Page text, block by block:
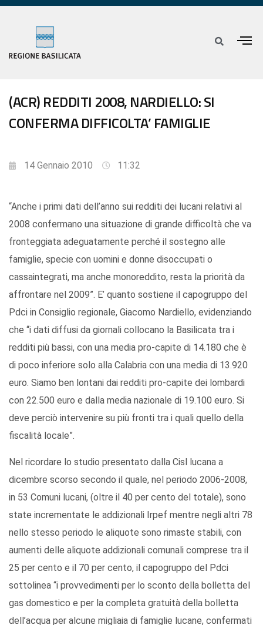
(ACR) REDDITI 2008, NARDIELLO: SI
CONFERMA DIFFICOLTA’ FAMIGLIE
14 Gennaio 2010 11:32
“Anche i primi dati dell’anno sui redditi dei lucani relativi al
2008 confermano una situazione di grande difficoltà che va
fronteggiata adeguatamente perché il sostegno alle
famiglie, specie con uomini e donne disoccupati o
cassaintegrati, ma anche monoreddito, resta la priorità da
affrontare nel 2009”. E’ quanto sostiene il capogruppo del
Pdci in Consiglio regionale, Giacomo Nardiello, evidenziando
che “i dati diffusi da giornali collocano la Basilicata tra i
redditi più bassi, con una media pro-capite di 14.180 che è
di poco inferiore solo alla Calabria con una media di 13.920
euro. Siamo ben lontani dai redditi pro-capite dei lombardi
con 22.500 euro e dalla media nazionale di 19.100 euro. Si
deve perciò intervenire su più fronti tra i quali quello della
fiscalità locale”.
Nel ricordare lo studio presentato dalla Cisl lucana a
dicembre scorso secondo il quale, nel periodo 2006-2008,
in 53 Comuni lucani, (oltre il 40 per cento del totale), sono
state incrementate le addizionali Irpef mentre negli altri 78
nello stesso periodo le aliquote sono rimaste stabili, con
aumenti delle aliquote addizionali comunali comprese tra il
25 per cento e il 70 per cento, il capogruppo del Pdci
sottolinea “i provvedimenti per lo sconto della bolletta del
gas domestico e per la completa gratuità della bolletta
dell’acqua per alcune migliaia di famiglie lucane, confermati